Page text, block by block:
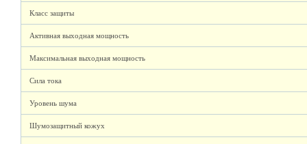
Класс защиты
Активная выходная мощность
Максимальная выходная мощность
Сила тока
Уровень шума
Шумозащитный кожух